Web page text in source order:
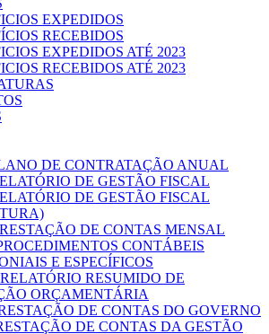
EXPEDIDOS
RECEBIDOS
EXPEDIDOS ATÉ 2023
RECEBIDOS ATÉ 2023
DE CONTRATAÇÃO ANUAL
DE GESTÃO FISCAL
DE GESTÃO FISCAL
DE CONTAS MENSAL
CONTÁBEIS
E ESPECÍFICOS
RESUMIDO DE
ORÇAMENTÁRIA
DE CONTAS DO GOVERNO
DE CONTAS DA GESTÃO